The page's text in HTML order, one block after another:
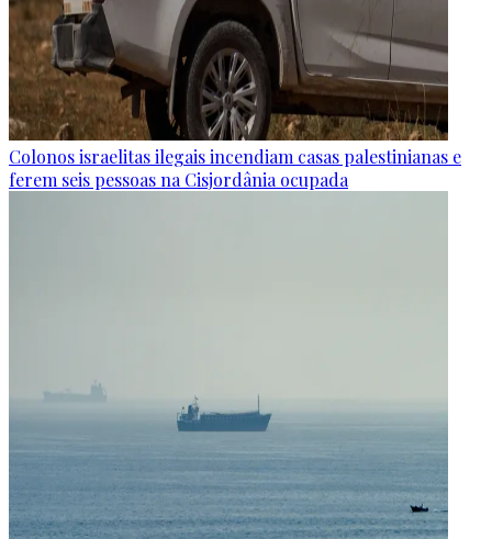
Colonos israelitas ilegais incendiam casas palestinianas e
ferem seis pessoas na Cisjordânia ocupada